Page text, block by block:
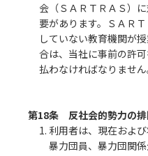
会（ＳＡＲＴＲＡＳ）
要があります。ＳＡＲ
していない教育機関が
合は、当社に事前の許
払わなければなりません
第18条 反社会的勢力の
1. 利用者は、現在およ
暴力団員、暴力団関